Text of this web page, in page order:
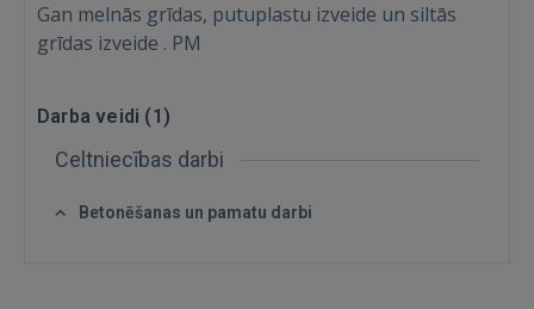
Gan melnās grīdas, putuplastu izveide un siltās
grīdas izveide . PM
Darba veidi (1)
Celtniecības darbi
Betonēšanas un pamatu darbi